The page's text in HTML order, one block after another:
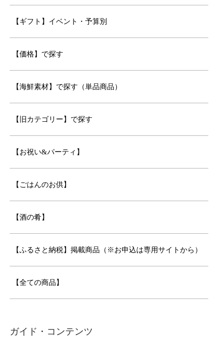
【ギフト】イベント・予算別
【価格】で探す
【海鮮素材】で探す（単品商品）
【旧カテゴリー】で探す
【お祝い&パーティ】
【ごはんのお供】
【酒の肴】
【ふるさと納税】掲載商品（※お申込は専用サイトから）
【全ての商品】
ガイド・コンテンツ